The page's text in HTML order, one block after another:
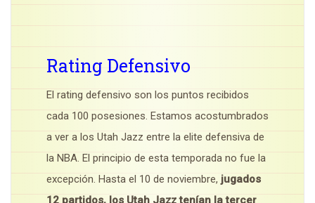
Rating Defensivo
El rating defensivo son los puntos recibidos
cada 100 posesiones. Estamos acostumbrados
a ver a los Utah Jazz entre la elite defensiva de
la NBA. El principio de esta temporada no fue la
excepción. Hasta el 10 de noviembre, jugados
12 partidos, los Utah Jazz tenían la tercer